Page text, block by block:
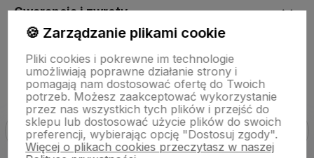
Gwarancja i zwroty
O firmie
🍪 Zarządzanie plikami cookie
Pliki cookies i pokrewne im technologie
umożliwiają poprawne działanie strony i
pomagają nam dostosować ofertę do Twoich
potrzeb. Możesz zaakceptować wykorzystanie
przez nas wszystkich tych plików i przejść do
sklepu lub dostosować użycie plików do swoich
preferencji, wybierając opcję "Dostosuj zgody".
Więcej o plikach cookies przeczytasz w naszej